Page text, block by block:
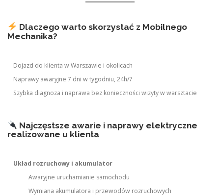
Dlaczego warto skorzystać z Mobilnego
Mechanika?
Dojazd do klienta w Warszawie i okolicach
Naprawy awaryjne 7 dni w tygodniu, 24h/7
Szybka diagnoza i naprawa bez konieczności wizyty w warsztacie
Najczęstsze awarie i naprawy elektryczne
realizowane u klienta
Układ rozruchowy i akumulator
Awaryjne uruchamianie samochodu
Wymiana akumulatora i przewodów rozruchowych